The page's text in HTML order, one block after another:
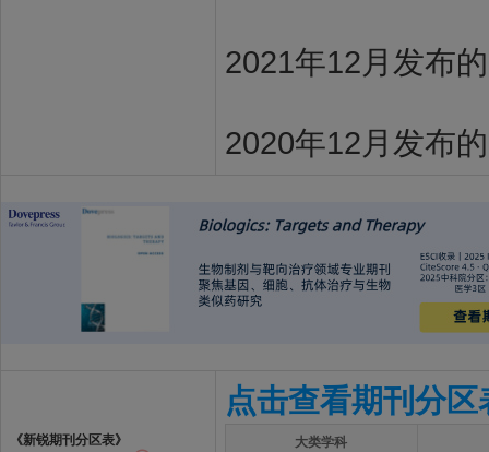
2021年12月发布
2020年12月发布
《新锐期刊分区表》
点击查看期刊分区
大类学科